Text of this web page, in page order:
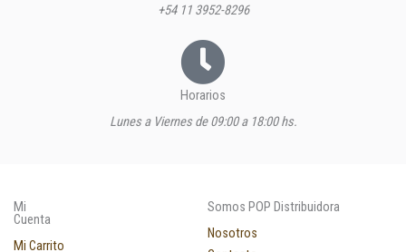
+54 11 3952-8296
Horarios
Lunes a Viernes de 09:00 a 18:00 hs.
Mi
Cuenta
Mi Carrito
Somos POP Distribuidora
Nosotros